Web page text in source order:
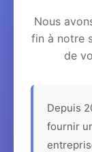
Nous
fin à notre
de
Depuis
fournir